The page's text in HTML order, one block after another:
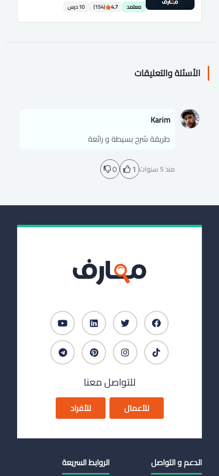
معتمد 4.7
(154) 10 درس
الأسئلة والتعليقات
Karim
طريقة شرح بسيطة و رائعة ️️️
منذ 5 سنوات 1
0
للتواصل معنا
للأعمال للأفراد
الدعم و التواصل الروابط السريعة